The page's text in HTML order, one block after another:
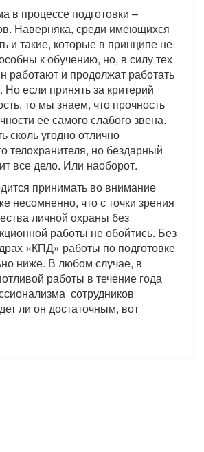
в процессе подготовки –
Наверняка, среди имеющихся
и такие, которые в принципе не
к обучению, но, в силу тех
работают и продолжат работать
если принять за критерий
то мы знаем, что прочность
ее самого слабого звена.
сколь угодно отлично
телохранителя, но бездарный
все дело. Или наоборот.
принимать во внимание
несомненно, что с точки зрения
личной охраны без
работы не обойтись. Без
«КПД» работы по подготовке
ниже. В любом случае, в
работы в течение года
сотрудников
ли он достаточным, вот